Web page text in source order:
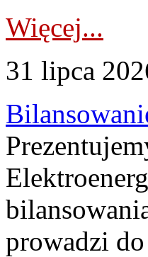
Więcej...
31 lipca
prowadzi